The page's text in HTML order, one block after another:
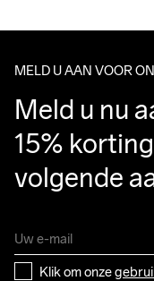
Make sure to choose
MELD U AAN VOOR
Meld u nu
15%
volgende
Klik om onze